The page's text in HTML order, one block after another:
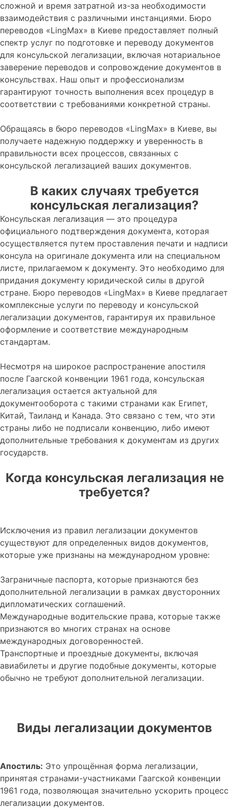
сложной и время затратной из-за необходимости
взаимодействия с различными инстанциями. Бюро
переводов «LingMax» в Киеве предоставляет полный
спектр услуг по подготовке и переводу документов
для консульской легализации, включая нотариальное
заверение переводов и сопровождение документов в
консульствах. Наш опыт и профессионализм
гарантируют точность выполнения всех процедур в
соответствии с требованиями конкретной страны.
Обращаясь в бюро переводов «LingMax» в Киеве, вы
получаете надежную поддержку и уверенность в
правильности всех процессов, связанных с
консульской легализацией ваших документов.
В каких случаях требуется
консульская легализация?
Консульская легализация — это процедура
официального подтверждения документа, которая
осуществляется путем проставления печати и надписи
консула на оригинале документа или на специальном
листе, прилагаемом к документу. Это необходимо для
придания документу юридической силы в другой
стране. Бюро переводов «LingMax» в Киеве предлагает
комплексные услуги по переводу и консульской
легализации документов, гарантируя их правильное
оформление и соответствие международным
стандартам.
Несмотря на широкое распространение апостиля
после Гаагской конвенции 1961 года, консульская
легализация остается актуальной для
документооборота с такими странами как Египет,
Китай, Таиланд и Канада. Это связано с тем, что эти
страны либо не подписали конвенцию, либо имеют
дополнительные требования к документам из других
государств.
Когда консульская легализация не
требуется?
Исключения из правил легализации документов
существуют для определенных видов документов,
которые уже признаны на международном уровне:
Заграничные паспорта, которые признаются без
дополнительной легализации в рамках двусторонних
дипломатических соглашений.
Международные водительские права, которые также
признаются во многих странах на основе
международных договоренностей.
Транспортные и проездные документы, включая
авиабилеты и другие подобные документы, которые
обычно не требуют дополнительной легализации.
Виды легализации документов
Апостиль: Это упрощённая форма легализации,
принятая странами-участниками Гаагской конвенции
1961 года, позволяющая значительно ускорить процесс
легализации документов.